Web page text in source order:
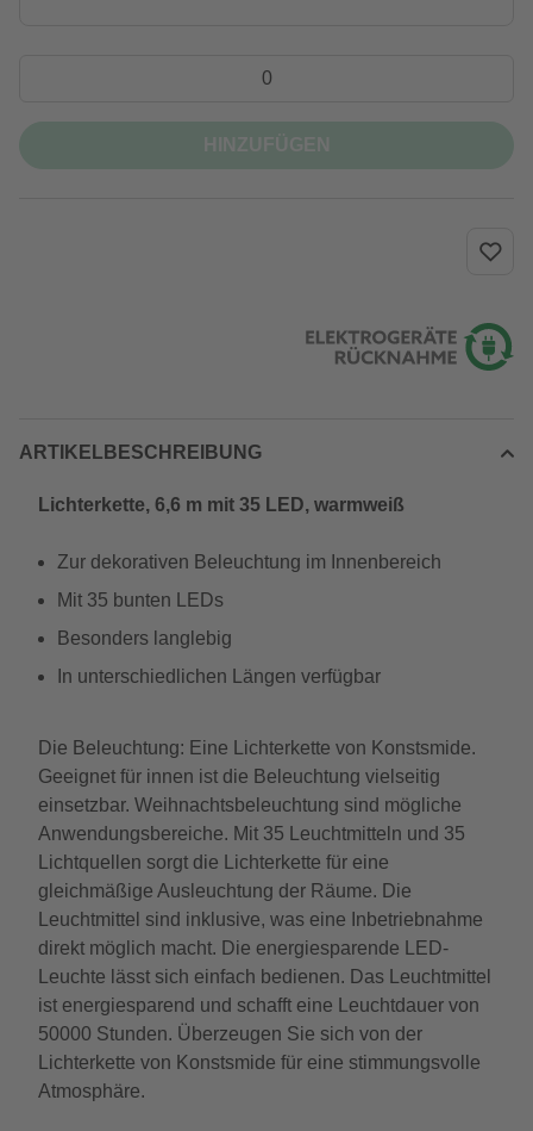
ARTIKELBESCHREIBUNG
Lichterkette, 6,6 m mit 35 LED, warmweiß
Zur dekorativen Beleuchtung im Innenbereich
Mit 35 bunten LEDs
Besonders langlebig
In unterschiedlichen Längen verfügbar
Die Beleuchtung: Eine Lichterkette von Konstsmide.
Geeignet für innen ist die Beleuchtung vielseitig
einsetzbar. Weihnachtsbeleuchtung sind mögliche
Anwendungsbereiche. Mit 35 Leuchtmitteln und 35
Lichtquellen sorgt die Lichterkette für eine
gleichmäßige Ausleuchtung der Räume. Die
Leuchtmittel sind inklusive, was eine Inbetriebnahme
direkt möglich macht. Die energiesparende LED-
Leuchte lässt sich einfach bedienen. Das Leuchtmittel
ist energiesparend und schafft eine Leuchtdauer von
50000 Stunden. Überzeugen Sie sich von der
Lichterkette von Konstsmide für eine stimmungsvolle
Atmosphäre.